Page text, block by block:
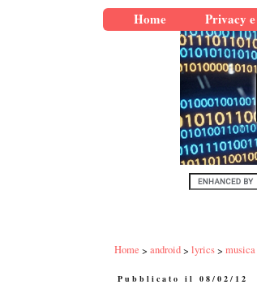
Home Privacy
Home android lyrics musica
Pubblicato il 08/02/12